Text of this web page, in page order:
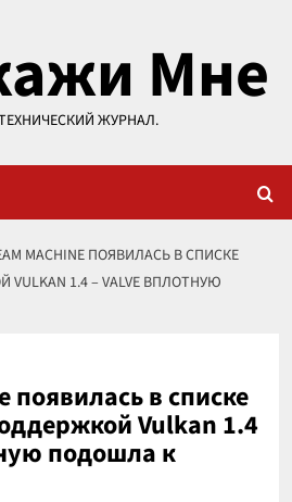
Мне
ЖУРНАЛ.
MACHINE ПОЯВИЛАСЬ В СПИСКЕ
1.4 – VALVE ВПЛОТНУЮ
появилась в списке
Vulkan 1.4
подошла к